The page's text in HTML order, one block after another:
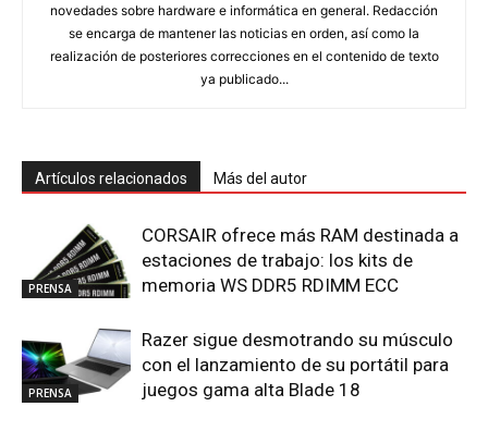
novedades sobre hardware e informática en general. Redacción
se encarga de mantener las noticias en orden, así como la
realización de posteriores correcciones en el contenido de texto
ya publicado...
Artículos relacionados Más del autor
PRENSA
CORSAIR ofrece más RAM destinada a
estaciones de trabajo: los kits de
memoria WS DDR5 RDIMM ECC
PRENSA
Razer sigue desmotrando su músculo
con el lanzamiento de su portátil para
juegos gama alta Blade 18